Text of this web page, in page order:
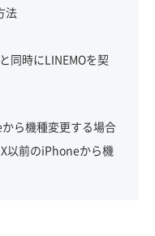
法
同時にLINEMOを契
ら機種変更する場合
以前のiPhoneから機